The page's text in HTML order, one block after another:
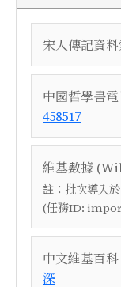
宋人傳記資
中國哲學書
458517
維基數據
註： 批次導入
(任務ID:
中文維基百
深